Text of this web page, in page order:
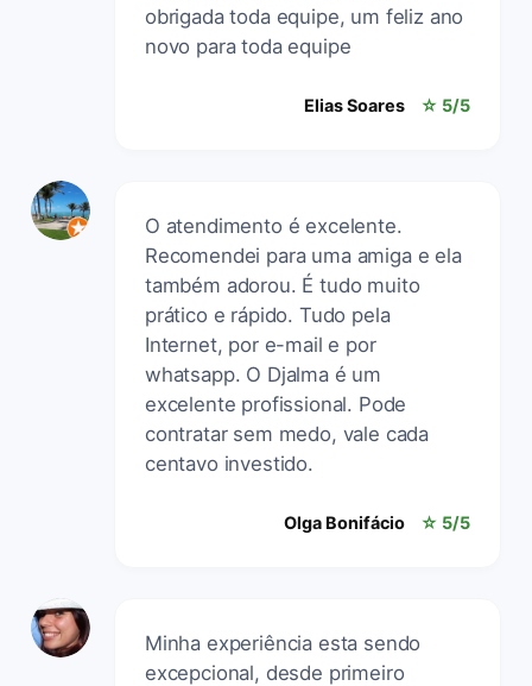
obrigada toda equipe, um feliz ano
novo para toda equipe
Elias Soares ☆ 5/5
O atendimento é excelente.
Recomendei para uma amiga e ela
também adorou. É tudo muito
prático e rápido. Tudo pela
Internet, por e-mail e por
whatsapp. O Djalma é um
excelente profissional. Pode
contratar sem medo, vale cada
centavo investido.
Olga Bonifácio ☆ 5/5
Minha experiência esta sendo
excepcional, desde primeiro